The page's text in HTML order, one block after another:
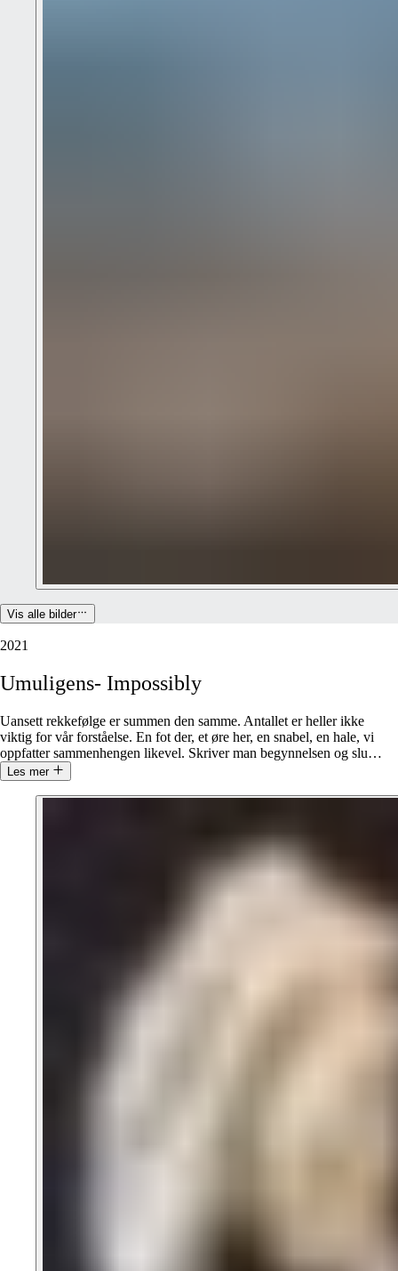
Vis alle bilder
2021
Umuligens- Impossibly
Uansett rekkefølge er summen den samme. Antallet er heller ikke
viktig for vår forståelse. En fot der, et øre her, en snabel, en hale, vi
oppfatter sammenhengen likevel. Skriver man begynnelsen og slu…
Les mer